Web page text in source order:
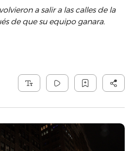
a salir a las calles de la
de que su equipo ganara.